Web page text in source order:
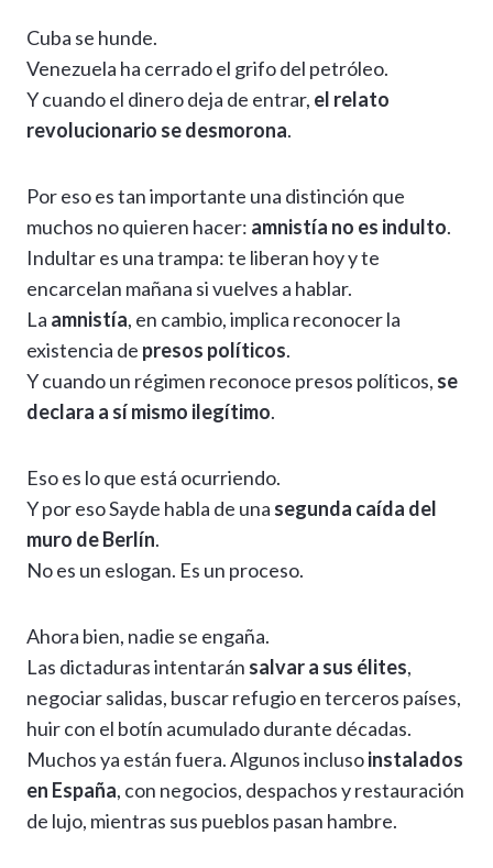
Cuba se hunde.
Venezuela ha cerrado el grifo del petróleo.
Y cuando el dinero deja de entrar, el relato
revolucionario se desmorona.
Por eso es tan importante una distinción que
muchos no quieren hacer: amnistía no es indulto.
Indultar es una trampa: te liberan hoy y te
encarcelan mañana si vuelves a hablar.
La amnistía, en cambio, implica reconocer la
existencia de presos políticos.
Y cuando un régimen reconoce presos políticos, se
declara a sí mismo ilegítimo.
Eso es lo que está ocurriendo.
Y por eso Sayde habla de una segunda caída del
muro de Berlín.
No es un eslogan. Es un proceso.
Ahora bien, nadie se engaña.
Las dictaduras intentarán salvar a sus élites,
negociar salidas, buscar refugio en terceros países,
huir con el botín acumulado durante décadas.
Muchos ya están fuera. Algunos inclusoinstalados
en España, con negocios, despachos y restauración
de lujo, mientras sus pueblos pasan hambre.